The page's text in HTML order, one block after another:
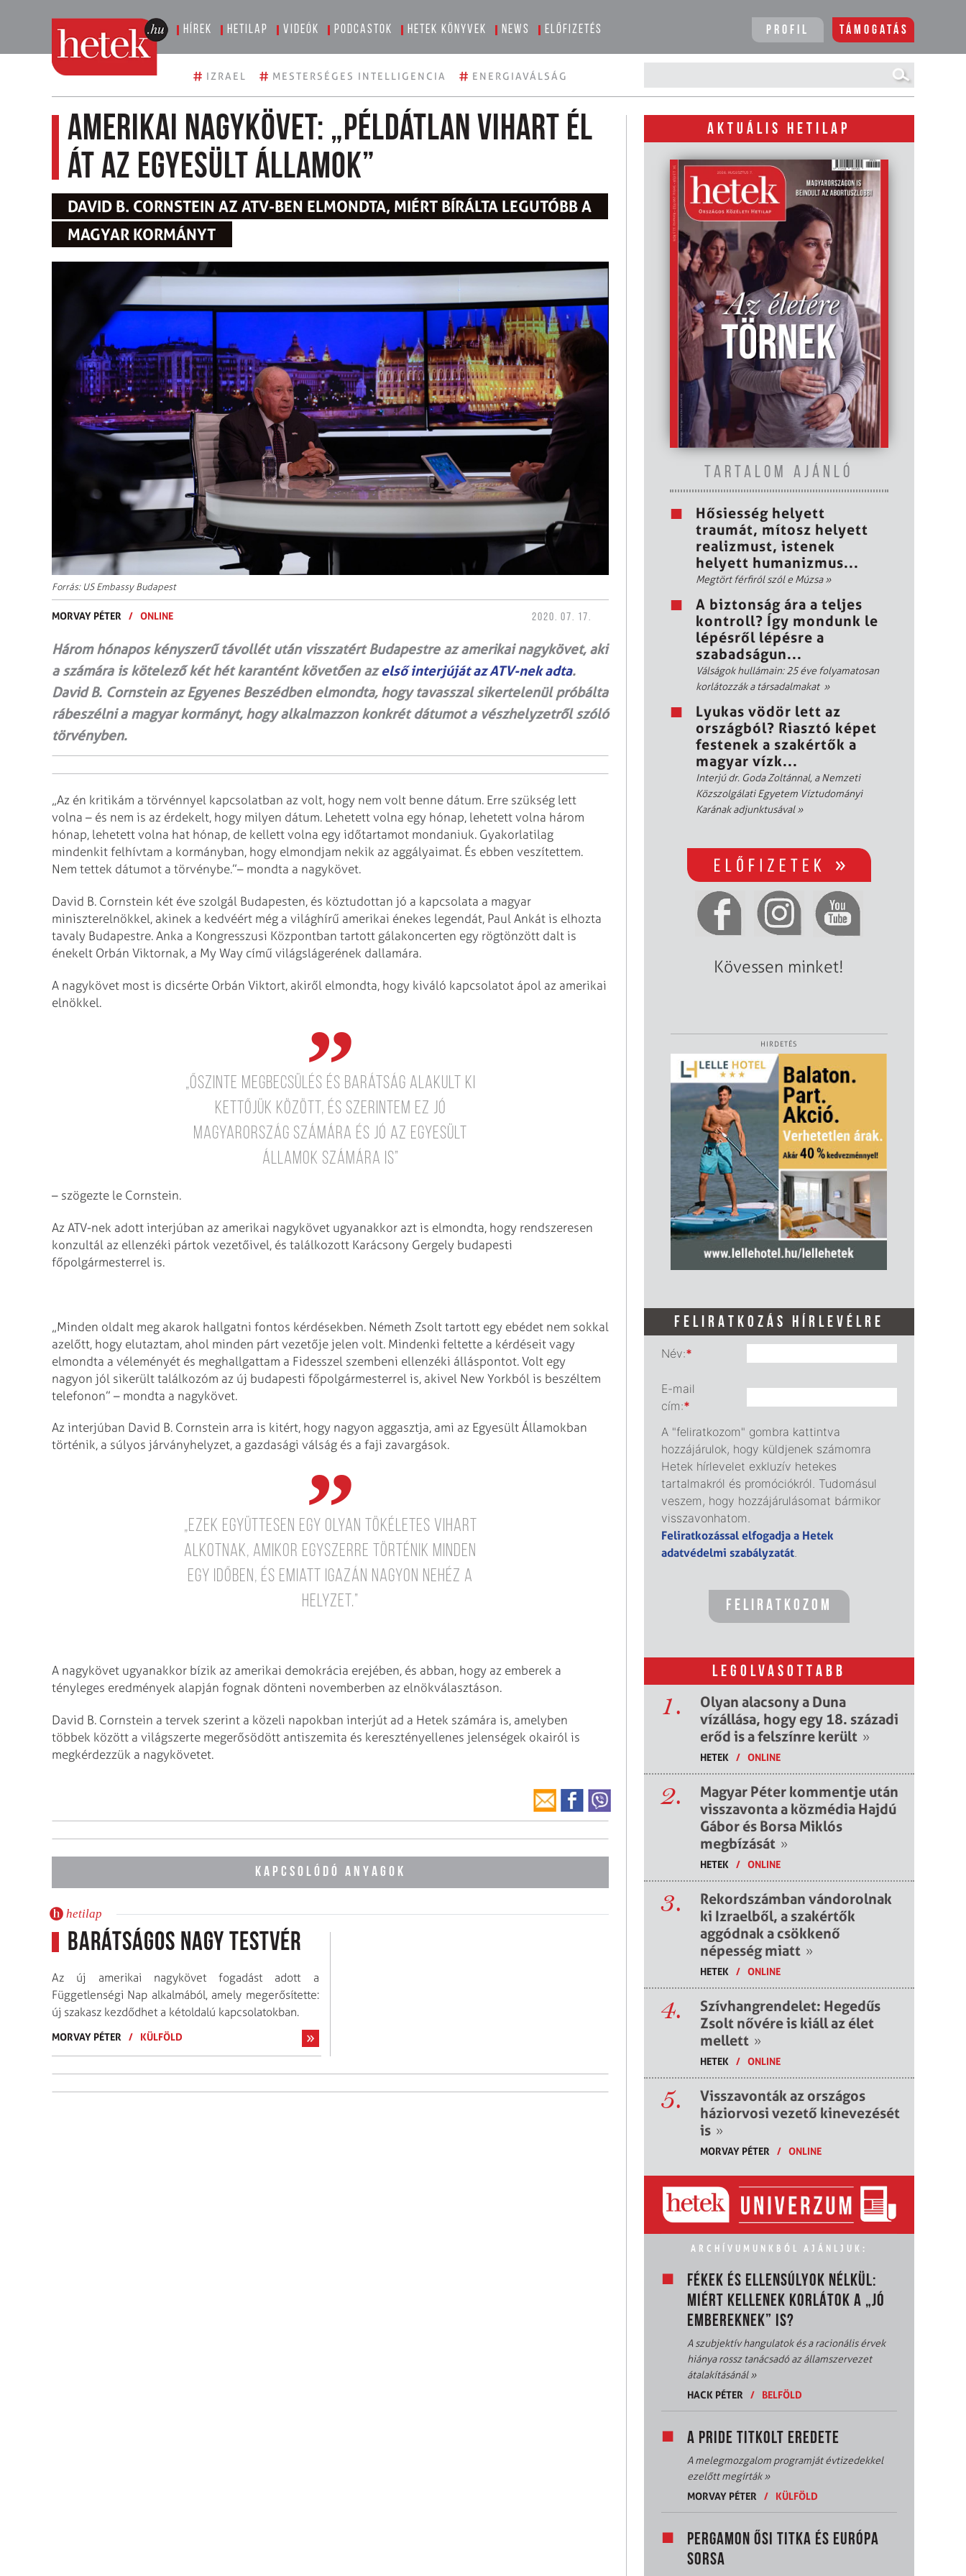
Hírek Hetilap Videók Podcastok Hetek könyvek News Előfizetés Profil Támogatás
# IZRAEL # MESTERSÉGES INTELLIGENCIA # ENERGIAVÁLSÁG
Amerikai nagykövet: „Példátlan vihart él
át az Egyesült Államok”
DAVID B. CORNSTEIN AZ ATV-BEN ELMONDTA, MIÉRT BÍRÁLTA LEGUTÓBB A
MAGYAR KORMÁNYT
Forrás: US Embassy Budapest
MORVAY PÉTER / ONLINE 2020. 07. 17.
Három hónapos kényszerű távollét után visszatért Budapestre az amerikai nagykövet, aki
a számára is kötelező két hét karantént követően azelső interjúját az ATV-nek adta.
David B. Cornstein az Egyenes Beszédben elmondta, hogy tavasszal sikertelenül próbálta
rábeszélni a magyar kormányt, hogy alkalmazzon konkrét dátumot a vészhelyzetről szóló
törvényben.
„Az én kritikám a törvénnyel kapcsolatban az volt, hogy nem volt benne dátum. Erre szükség lett
volna – és nem is az érdekelt, hogy milyen dátum. Lehetett volna egy hónap, lehetett volna három
hónap, lehetett volna hat hónap, de kellett volna egy időtartamot mondaniuk. Gyakorlatilag
mindenkit felhívtam a kormányban, hogy elmondjam nekik az aggályaimat. És ebben veszítettem.
Nem tettek dátumot a törvénybe.”– mondta a nagykövet.
David B. Cornstein két éve szolgál Budapesten, és köztudottan jó a kapcsolata a magyar
miniszterelnökkel, akinek a kedvéért még a világhírű amerikai énekes legendát, Paul Ankát is elhozta
tavaly Budapestre. Anka a Kongresszusi Központban tartott gálakoncerten egy rögtönzött dalt is
énekelt Orbán Viktornak, a My Way című világslágerének dallamára.
A nagykövet most is dicsérte Orbán Viktort, akiről elmondta, hogy kiváló kapcsolatot ápol az amerikai
elnökkel.
„Őszinte megbecsülés és barátság alakult ki
kettőjük között, és szerintem ez jó
Magyarország számára és jó az Egyesült
Államok számára is”
– szögezte le Cornstein.
Az ATV-nek adott interjúban az amerikai nagykövet ugyanakkor azt is elmondta, hogy rendszeresen
konzultál az ellenzéki pártok vezetőivel, és találkozott Karácsony Gergely budapesti
főpolgármesterrel is.
„Minden oldalt meg akarok hallgatni fontos kérdésekben. Németh Zsolt tartott egy ebédet nem sokkal
azelőtt, hogy elutaztam, ahol minden párt vezetője jelen volt. Mindenki feltette a kérdéseit vagy
elmondta a véleményét és meghallgattam a Fidesszel szembeni ellenzéki álláspontot. Volt egy
nagyon jól sikerült találkozóm az új budapesti főpolgármesterrel is, akivel New Yorkból is beszéltem
telefonon” – mondta a nagykövet.
Az interjúban David B. Cornstein arra is kitért, hogy nagyon aggasztja, ami az Egyesült Államokban
történik, a súlyos járványhelyzet, a gazdasági válság és a faji zavargások.
„Ezek együttesen egy olyan tökéletes vihart
alkotnak, amikor egyszerre történik minden
egy időben, és emiatt igazán nagyon nehéz a
helyzet.”
A nagykövet ugyanakkor bízik az amerikai demokrácia erejében, és abban, hogy az emberek a
tényleges eredmények alapján fognak dönteni novemberben az elnökválasztáson.
David B. Cornstein a tervek szerint a közeli napokban interjút ad a Hetek számára is, amelyben
többek között a világszerte megerősödött antiszemita és keresztényellenes jelenségek okairól is
megkérdezzük a nagykövetet.
KAPCSOLÓDÓ ANYAGOK
hetilap
Barátságos nagy testvér
Az új amerikai nagykövet fogadást adott a
Függetlenségi Nap alkalmából, amely megerősítette:
új szakasz kezdődhet a kétoldalú kapcsolatokban.
MORVAY PÉTER / KÜLFÖLD
AKTUÁLIS HETILAP
TARTALOM AJÁNLÓ
Hősiesség helyett
traumát, mítosz helyett
realizmust, istenek
helyett humanizmus...
Megtört férfiról szól e Múzsa»
A biztonság ára a teljes
kontroll? Így mondunk le
lépésről lépésre a
szabadságun...
Válságok hullámain: 25 éve folyamatosan
korlátozzák a társadalmakat »
Lyukas vödör lett az
országból? Riasztó képet
festenek a szakértők a
magyar vízk...
Interjú dr. Goda Zoltánnal, a Nemzeti
Közszolgálati Egyetem Víztudományi
Karának adjunktusával»
Kövessen minket!
HIRDETÉS
FELIRATKOZÁS HÍRLEVÉLRE
Név:*
E-mail
cím:*
A "feliratkozom" gombra kattintva
hozzájárulok, hogy küldjenek számomra
Hetek hírlevelet exkluzív hetekes
tartalmakról és promóciókról. Tudomásul
veszem, hogy hozzájárulásomat bármikor
visszavonhatom.
Feliratkozással elfogadja a Hetek
adatvédelmi szabályzatát
LEGOLVASOTTABB
1.
Olyan alacsony a Duna
vízállása, hogy egy 18. századi
erőd is a felszínre került »
HETEK / ONLINE
2.
Magyar Péter kommentje után
visszavonta a közmédia Hajdú
Gábor és Borsa Miklós
megbízását »
HETEK / ONLINE
3.
Rekordszámban vándorolnak
ki Izraelből, a szakértők
aggódnak a csökkenő
népesség miatt »
HETEK / ONLINE
4.
Szívhangrendelet: Hegedűs
Zsolt nővére is kiáll az élet
mellett »
HETEK / ONLINE
5.
Visszavonták az országos
háziorvosi vezető kinevezését
is »
MORVAY PÉTER / ONLINE
ARCHÍVUMUNKBÓL AJÁNLJUK:
FÉKEK ÉS ELLENSÚLYOK NÉLKÜL:
MIÉRT KELLENEK KORLÁTOK A „JÓ
EMBEREKNEK” IS?
A szubjektív hangulatok és a racionális érvek
hiánya rossz tanácsadó az államszervezet
átalakításánál»
HACK PÉTER
/ BELFÖLD
A PRIDE TITKOLT EREDETE
A melegmozgalom programját évtizedekkel
ezelőtt megírták»
MORVAY PÉTER
/ KÜLFÖLD
PERGAMON ŐSI TITKA ÉS EURÓPA
SORSA